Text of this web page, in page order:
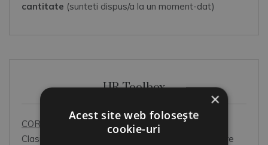
cantitate (sunteti dispus/a la un moment-dat)
HR Toolbox
COR 2026
Clasificarea Ocupatiilor din Romania: prim pas catre
×
Acest site web folosește
cookie-uri